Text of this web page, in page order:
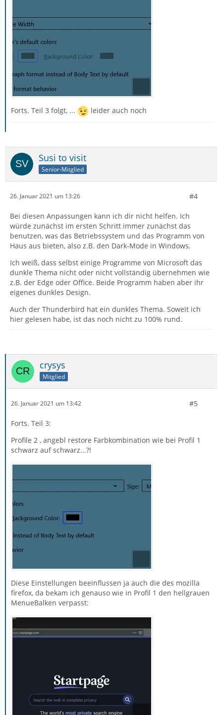
Forts. Teil 3 folgt, ... leider auch noch
Susi to visit
Senior-Mitglied
26. Januar 2021 um 13:26 #4
Bei diesen Anpassungen kann ich dir nicht helfen. Ich
würde zunächst im ersten Schritt immer zunächst das
benutzen, was das Betriebssystem und das Programm von
Haus aus bieten, also z.B. den Dark-Mode in Windows.
Ich weiß, dass selbst einige Programme von Microsoft das
dunkle Thema nicht oder nicht vollständig übernehmen wie
z.B. der Edge oder Office. Beide Programm haben aber ihr
eigenes dunkles Design.
Auch der Thunderbird hat ein dunkles Thema. Soweit ich
hier gelesen habe, ist das noch nicht zu 100% rund.
crysys
Mitglied
26. Januar 2021 um 13:42 #5
Forts. Teil 3:
Profile 2 , angebl restore Farbkombination wie bei Profil 1
schwarz auf schwarz...?!
Diese Einstellungen beeinflussen ja auch die des mozilla
firefox, da bekam ich genauso wie in Profil 1 den hellgrauen
MenueBalken verpasst: